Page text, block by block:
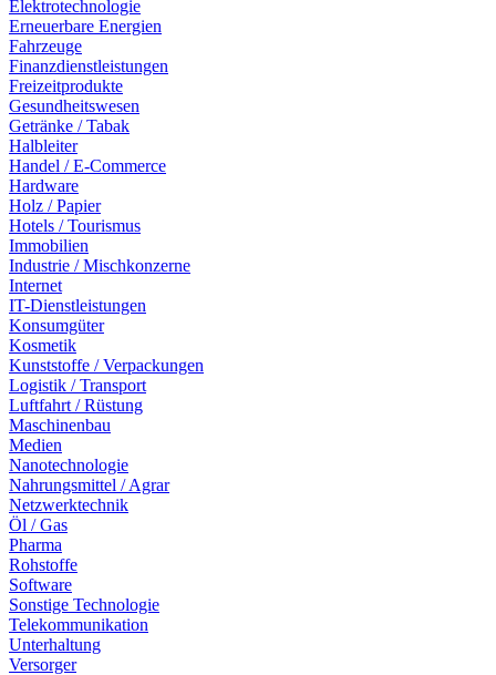
Elektrotechnologie
Erneuerbare Energien
Fahrzeuge
Finanzdienstleistungen
Freizeitprodukte
Gesundheitswesen
Getränke / Tabak
Halbleiter
Handel / E-Commerce
Hardware
Holz / Papier
Hotels / Tourismus
Immobilien
Industrie / Mischkonzerne
Internet
IT-Dienstleistungen
Konsumgüter
Kosmetik
Kunststoffe / Verpackungen
Logistik / Transport
Luftfahrt / Rüstung
Maschinenbau
Medien
Nanotechnologie
Nahrungsmittel / Agrar
Netzwerktechnik
Öl / Gas
Pharma
Rohstoffe
Software
Sonstige Technologie
Telekommunikation
Unterhaltung
Versorger